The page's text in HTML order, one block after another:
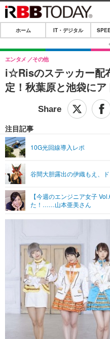
ホーム
IT・デジタル
IT・デジタルTOP
ショッピング
SPEED TEST
エンタメTOP
グラビア
ショッピング
ライフTOP
リリース一覧
プッシュ通知の停止方法
ホーム IT・デジタル
i☆Risのステッカー配
定！秋葉原と池袋に
エンタメ その他
注目記事
10G光回線導入レポ
谷間大胆露出の伊織もえ、
【今週のエンジニア女子
た！……山本亜美さん